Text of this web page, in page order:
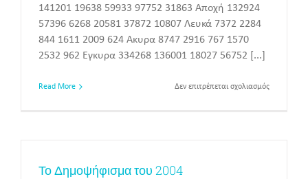
141201 19638 59933 97752 31863 Αποχή 132924
57396 6268 20581 37872 10807 Λευκά 7372 2284
844 1611 2009 624 Άκυρα 8747 2916 767 1570
2532 962 Έγκυρα 334268 136001 18027 56752 [...]
Read More Δεν επιτρέπεται σχολιασμόςστο
Το Δημοψήφισμα του 2004